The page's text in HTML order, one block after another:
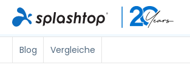
Blog Vergleiche